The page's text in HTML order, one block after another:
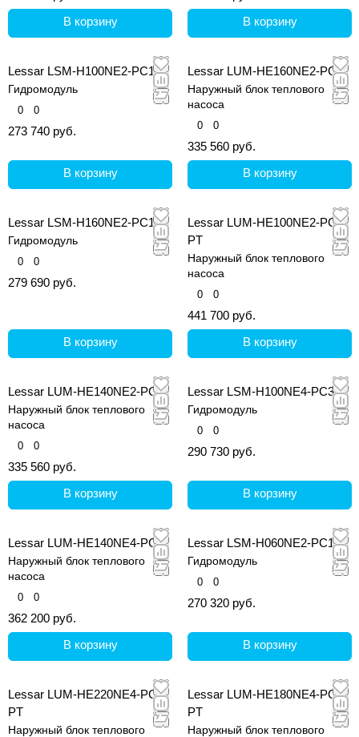
В корзину В корзину
Lessar LSM-H100NE2-PC1
Гидромодуль
0 0
273 740 руб.
В корзину
Lessar LUM-HE160NE2-PC
Наружный блок теплового
насоса
0 0
335 560 руб.
В корзину
Lessar LSM-H160NE2-PC1
Гидромодуль
0 0
279 690 руб.
В корзину
Lessar LUM-HE100NE2-PC-
PT
Наружный блок теплового
насоса
0 0
441 700 руб.
В корзину
Lessar LUM-HE140NE2-PC
Наружный блок теплового
насоса
0 0
335 560 руб.
В корзину
Lessar LSM-H100NE4-PC3
Гидромодуль
0 0
290 730 руб.
В корзину
Lessar LUM-HE140NE4-PC
Наружный блок теплового
насоса
0 0
362 200 руб.
В корзину
Lessar LSM-H060NE2-PC1
Гидромодуль
0 0
270 320 руб.
В корзину
Lessar LUM-HE220NE4-PC-
PT
Наружный блок теплового
Lessar LUM-HE180NE4-PC-
PT
Наружный блок теплового